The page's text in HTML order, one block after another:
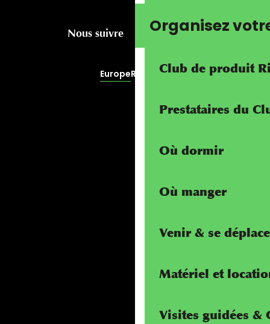
Organisez
Club de produit
Prestataires du
Où dormir
Où manger
Venir & se
Matériel et
Visites guidées &
Nous suivre
EuropeRivierALP